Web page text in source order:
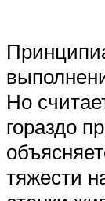
Но
гораздо
тяжести